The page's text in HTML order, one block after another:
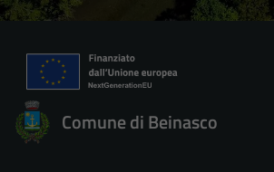
Comune di Beinasco